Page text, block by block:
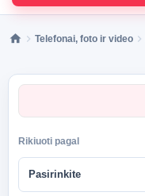
Telefonai, foto ir video
Rikiuoti pagal
Pasirinkite